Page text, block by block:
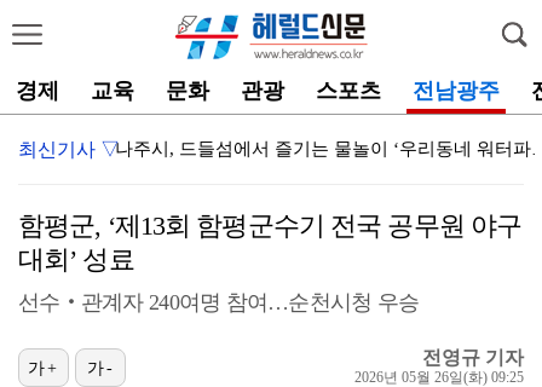
경제 교육 문화 관광 스포츠 전남광주
나주시, 드들섬에서 즐기
전남광주특별시, 공공기관 유치추진단 제3차 회의 개
광양시, 민선9기 첫 청렴서한문 현장 전달
최신기사 ▽
함평군, ‘제13회 함평군수기 전국 공무원 야구
대회’ 성료
선수‧관계자 240여명 참여…순천시청 우승
전영규 기자
2026년 05월 26일(화) 09:25
가+ 가-